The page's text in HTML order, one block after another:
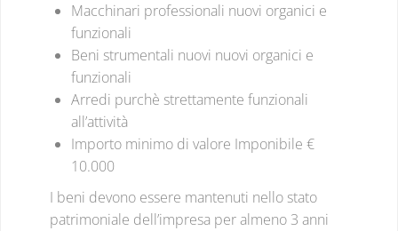
Macchinari professionali nuovi organici e
funzionali
Beni strumentali nuovi nuovi organici e
funzionali
Arredi purchè strettamente funzionali
all’attività
Importo minimo di valore Imponibile €
10.000
I beni devono essere mantenuti nello stato
patrimoniale dell’impresa per almeno 3 anni